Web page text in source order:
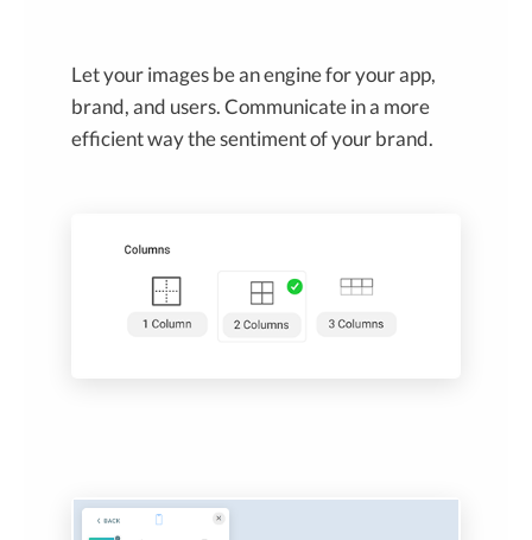
Let your images be an engine for your app,
brand, and users. Communicate in a more
efficient way the sentiment of your brand.